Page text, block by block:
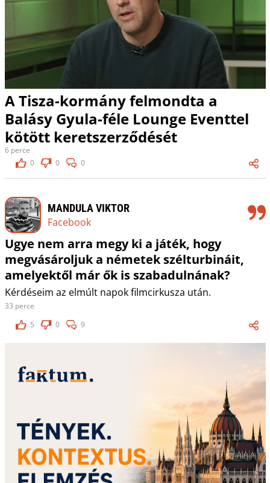
A Tisza-kormány felmondta a
Balásy Gyula-féle Lounge Eventtel
kötött keretszerződését
6 perce
0
0 0
MANDULA VIKTOR
Facebook
Ugye nem arra megy ki a játék, hogy
megvásároljuk a németek szélturbináit,
amelyektől már ők is szabadulnának?
Kérdéseim az elmúlt napok filmcirkusza után.
33 perce
5
0 9